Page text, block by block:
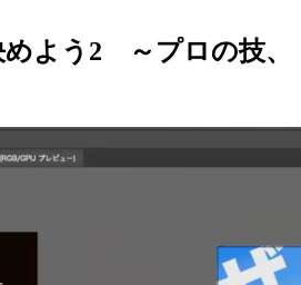
よう2 ～プロの技、